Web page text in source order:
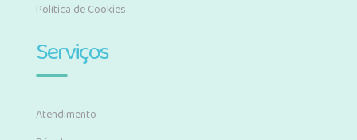
Política de Cookies
Serviços
Atendimento